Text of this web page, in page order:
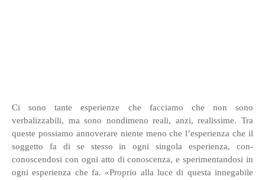
Ci sono tante esperienze che facciamo che non sono
verbalizzabili, ma sono nondimeno reali, anzi, realissime. Tra
queste possiamo annoverare niente meno che l’esperienza che il
soggetto fa di se stesso in ogni singola esperienza, con-
conoscendosi con ogni atto di conoscenza, e sperimentandosi in
ogni esperienza che fa. «Proprio alla luce di questa innegabile